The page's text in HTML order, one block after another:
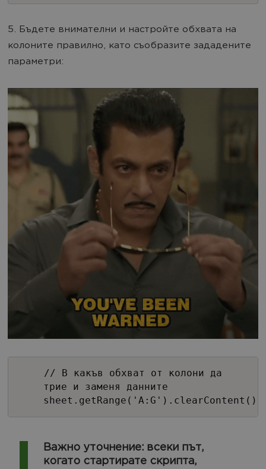
5. Бъдете внимателни и настройте обхвата на
колоните правилно, като съобразите зададените
параметри:
// В какъв обхват от колони да
трие и заменя данните
sheet.getRange('A:G').clearContent();
Важно уточнение: всеки път,
когато стартирате скрипта,